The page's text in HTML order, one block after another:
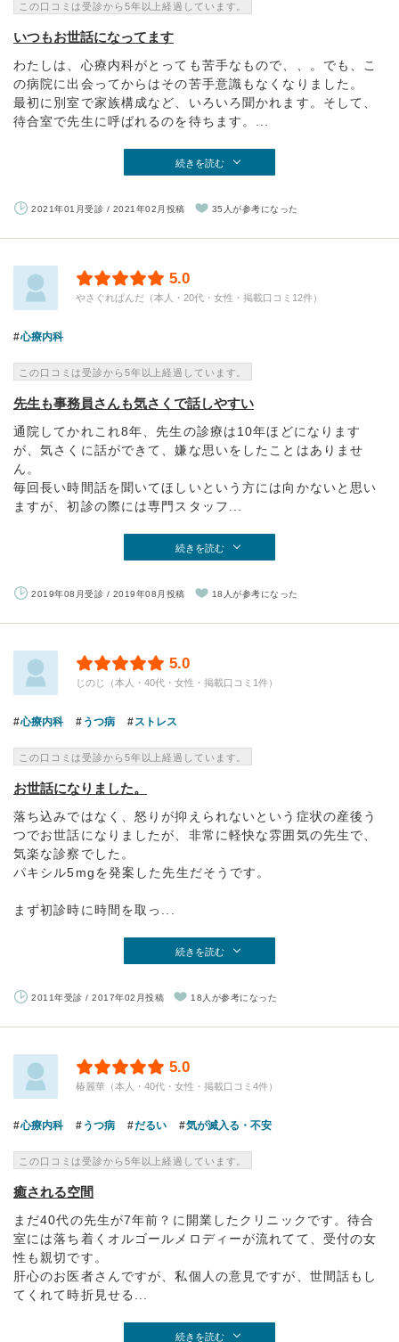
この口コミは受診から5年以上経過しています。
いつもお世話になってます
わたしは、心療内科がとっても苦手なもので、、。でも、こ
の病院に出会ってからはその苦手意識もなくなりました。
最初に別室で家族構成など、いろいろ聞かれます。そして、
待合室で先生に呼ばれるのを待ちます。...
続きを読む
2021年01月受診 / 2021年02月投稿 35人が参考になった
5.0
やさぐれぱんだ（本人・20代・女性・掲載口コミ12件）
心療内科
この口コミは受診から5年以上経過しています。
先生も事務員さんも気さくで話しやすい
通院してかれこれ8年、先生の診療は10年ほどになります
が、気さくに話ができて、嫌な思いをしたことはありませ
ん。
毎回長い時間話を聞いてほしいという方には向かないと思い
ますが、初診の際には専門スタッフ...
続きを読む
2019年08月受診 / 2019年08月投稿 18人が参考になった
5.0
じのじ（本人・40代・女性・掲載口コミ1件）
心療内科 うつ病 ストレス
この口コミは受診から5年以上経過しています。
お世話になりました。
落ち込みではなく、怒りが抑えられないという症状の産後う
つでお世話になりましたが、非常に軽快な雰囲気の先生で、
気楽な診察でした。
パキシル5mgを発案した先生だそうです。
まず初診時に時間を取っ...
続きを読む
2011年受診 / 2017年02月投稿 18人が参考になった
5.0
椿麗華（本人・40代・女性・掲載口コミ4件）
心療内科 うつ病 だるい 気が滅入る・不安
この口コミは受診から5年以上経過しています。
癒される空間
まだ40代の先生が7年前？に開業したクリニックです。待合
室には落ち着くオルゴールメロディーが流れてて、受付の女
性も親切です。
肝心のお医者さんですが、私個人の意見ですが、世間話もし
てくれて時折見せる...
続きを読む